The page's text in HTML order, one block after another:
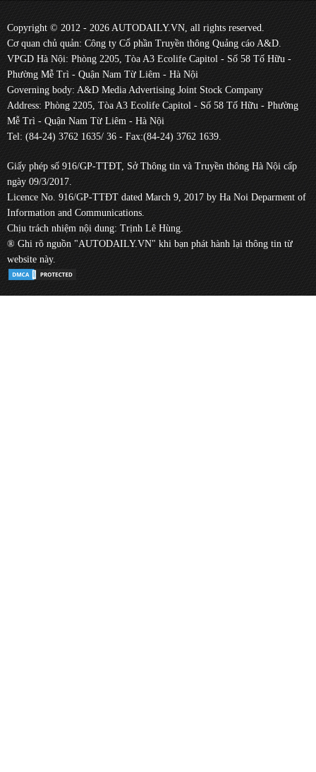
Copyright © 2012 - 2026 AUTODAILY.VN, all rights reserved.
Cơ quan chủ quản: Công ty Cổ phần Truyền thông Quảng cáo A&D.
VPGD Hà Nội: Phòng 2205, Tòa A3 Ecolife Capitol - Số 58 Tố Hữu -
Phường Mễ Trì - Quận Nam Từ Liêm - Hà Nội
Governing body: A&D Media Advertising Joint Stock Company
Address: Phòng 2205, Tòa A3 Ecolife Capitol - Số 58 Tố Hữu - Phường
Mễ Trì - Quận Nam Từ Liêm - Hà Nội
Tel: (84-24) 3762 1635/ 36 - Fax:(84-24) 3762 1639.
Giấy phép số 916/GP-TTĐT, Sở Thông tin và Truyền thông Hà Nội cấp
ngày 09/3/2017.
Licence No. 916/GP-TTĐT dated March 9, 2017 by Ha Noi Deparment of
Information and Communications.
Chịu trách nhiệm nội dung: Trịnh Lê Hùng.
® Ghi rõ nguồn "AUTODAILY.VN" khi bạn phát hành lại thông tin từ
website này.